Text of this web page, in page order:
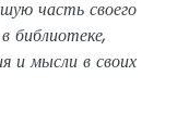
часть своего
библиотеке,
и мысли в своих